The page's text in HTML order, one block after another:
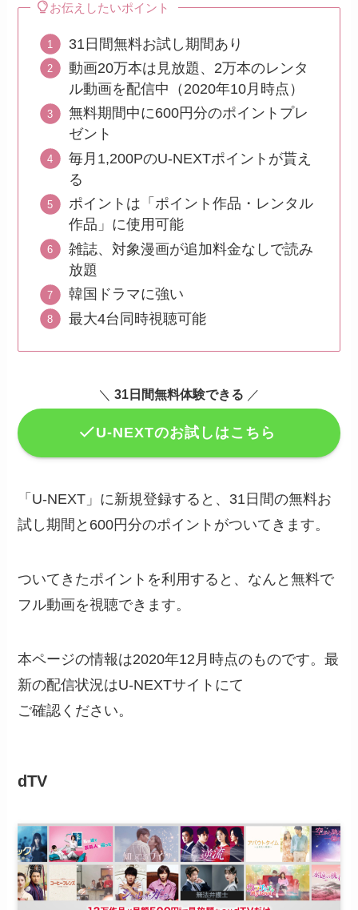
お伝えしたいポイント
31日間無料お試し期間あり
動画20万本は見放題、2万本のレンタ
ル動画を配信中（2020年10月時点）
無料期間中に600円分のポイントプレ
ゼント
毎月1,200PのU-NEXTポイントが貰え
る
ポイントは「ポイント作品・レンタル
作品」に使用可能
雑誌、対象漫画が追加料金なしで読み
放題
韓国ドラマに強い
最大4台同時視聴可能
＼ 31日間無料体験できる ／
U-NEXTのお試しはこちら
「U-NEXT」に新規登録すると、31日間の無料お
試し期間と600円分のポイントがついてきます。
ついてきたポイントを利用すると、なんと無料で
フル動画を視聴できます。
本ページの情報は2020年12月時点のものです。最
新の配信状況はU-NEXTサイトにて
ご確認ください。
dTV